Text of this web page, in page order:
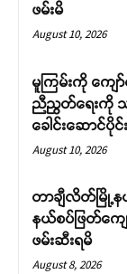
ဖမ်းမိ
August 10, 2026
မူကြမ်းကို ကျေ
ညီညွတ်ရေးကို
ခေါင်းဆောင်ပိုင်း
August 10, 2026
တာချီလိတ်မြို့န
နယ်စပ်ဖြတ်ကျေ
ဖမ်းဆီးရမိ
August 8, 2026